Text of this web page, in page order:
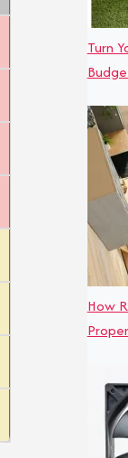
Turn
How